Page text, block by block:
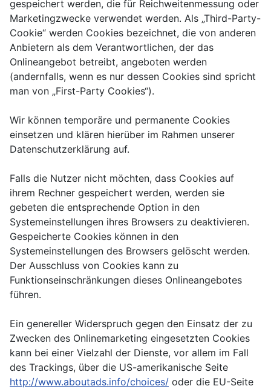
gespeichert werden, die für Reichweitenmessung oder
Marketingzwecke verwendet werden. Als „Third-Party-
Cookie“ werden Cookies bezeichnet, die von anderen
Anbietern als dem Verantwortlichen, der das
Onlineangebot betreibt, angeboten werden
(andernfalls, wenn es nur dessen Cookies sind spricht
man von „First-Party Cookies“).
Wir können temporäre und permanente Cookies
einsetzen und klären hierüber im Rahmen unserer
Datenschutzerklärung auf.
Falls die Nutzer nicht möchten, dass Cookies auf
ihrem Rechner gespeichert werden, werden sie
gebeten die entsprechende Option in den
Systemeinstellungen ihres Browsers zu deaktivieren.
Gespeicherte Cookies können in den
Systemeinstellungen des Browsers gelöscht werden.
Der Ausschluss von Cookies kann zu
Funktionseinschränkungen dieses Onlineangebotes
führen.
Ein genereller Widerspruch gegen den Einsatz der zu
Zwecken des Onlinemarketing eingesetzten Cookies
kann bei einer Vielzahl der Dienste, vor allem im Fall
des Trackings, über die US-amerikanische Seite
http://www.aboutads.info/choices/ oder die EU-Seite